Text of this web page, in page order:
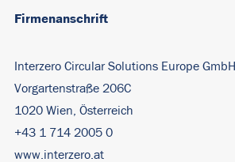
Firmenanschrift
Interzero Circular Solutions Europe GmbH
Vorgartenstraße 206C
1020 Wien, Österreich
+43 1 714 2005 0
www.interzero.at